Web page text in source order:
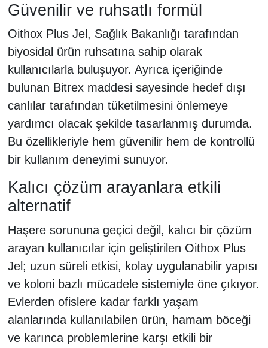
Güvenilir ve ruhsatlı formül
Oithox Plus Jel, Sağlık Bakanlığı tarafından
biyosidal ürün ruhsatına sahip olarak
kullanıcılarla buluşuyor. Ayrıca içeriğinde
bulunan Bitrex maddesi sayesinde hedef dışı
canlılar tarafından tüketilmesini önlemeye
yardımcı olacak şekilde tasarlanmış durumda.
Bu özellikleriyle hem güvenilir hem de kontrollü
bir kullanım deneyimi sunuyor.
Kalıcı çözüm arayanlara etkili
alternatif
Haşere sorununa geçici değil, kalıcı bir çözüm
arayan kullanıcılar için geliştirilen Oithox Plus
Jel; uzun süreli etkisi, kolay uygulanabilir yapısı
ve koloni bazlı mücadele sistemiyle öne çıkıyor.
Evlerden ofislere kadar farklı yaşam
alanlarında kullanılabilen ürün, hamam böceği
ve karınca problemlerine karşı etkili bir